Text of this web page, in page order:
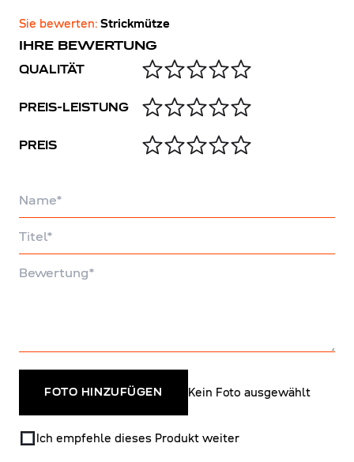
Sie bewerten: Strickmütze
IHRE BEWERTUNG
QUALITÄT
PREIS-LEISTUNG
PREIS
FOTO HINZUFÜGEN Kein Foto ausgewählt
Ich empfehle dieses Produkt weiter